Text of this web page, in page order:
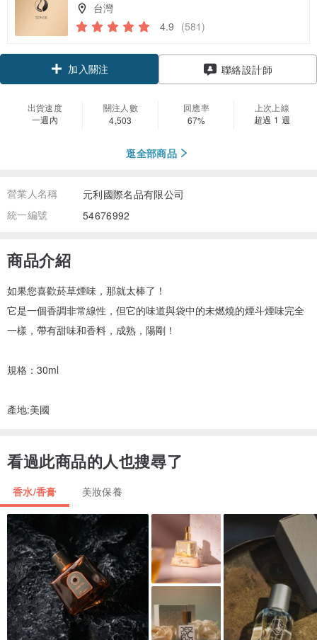
台灣
4.9 (581)
加入關注 聯絡設計師
出貨速度
一週內
關注人數
4,503
回應率
67%
上次上線
超過 1 週
逛全部商品
營業人名稱
元利國際名品有限公司
統一編號
54676992
商品介紹
如果您喜歡菸草煙味，那就太棒了！
它是一個香調非常線性，但它的味道與袋中的未燃燒的煙斗煙味完全
一樣，帶有甜味和香料，成熟，陽剛！
規格：30ml
產地:美國
看過此商品的人也搜尋了
香水/香膏 美妝保養